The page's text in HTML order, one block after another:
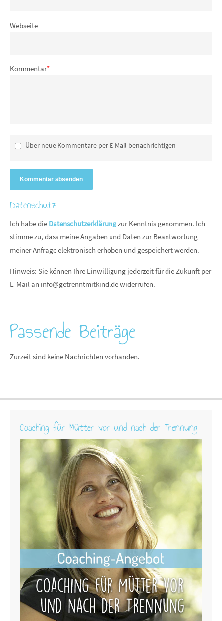
Webseite
Kommentar*
Über neue Kommentare per E-Mail benachrichtigen
Kommentar absenden
Datenschutz
Ich habe die Datenschutzerklärungzur Kenntnis genommen. Ich
stimme zu, dass meine Angaben und Daten zur Beantwortung
meiner Anfrage elektronisch erhoben und gespeichert werden.
Hinweis: Sie können Ihre Einwilligung jederzeit für die Zukunft per
E-Mail an info@getrenntmitkind.dewiderrufen.
Passende Beiträge
Zurzeit sind keine Nachrichten vorhanden.
Coaching für Mütter vor und nach der Trennung